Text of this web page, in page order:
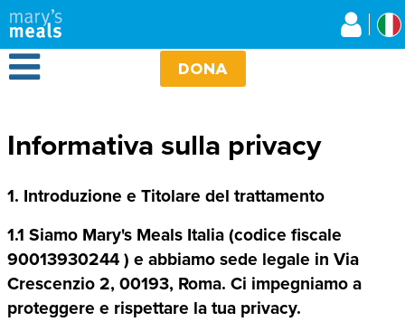
Salta
al
contenuto
principale
Open Menu DONA
Informativa sulla privacy
1. Introduzione e Titolare del trattamento
1.1 Siamo Mary's Meals Italia (codice fiscale
90013930244 ) e abbiamo sede legale in Via
Crescenzio 2, 00193, Roma. Ci impegniamo a
proteggere e rispettare la tua privacy.